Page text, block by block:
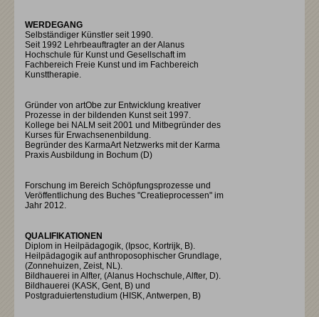
WERDEGANG
Selbständiger Künstler seit 1990.
Seit 1992 Lehrbeauftragter an der Alanus
Hochschule für Kunst und Gesellschaft im
Fachbereich Freie Kunst und im Fachbereich
Kunsttherapie.
Gründer von artObe zur Entwicklung kreativer
Prozesse in der bildenden Kunst seit 1997.
Kollege bei NALM seit 2001 und Mitbegründer des
Kurses für Erwachsenenbildung.
Begründer des KarmaArt Netzwerks mit der Karma
Praxis Ausbildung in Bochum (D)
Forschung im Bereich Schöpfungsprozesse und
Veröffentlichung des Buches "Creatieprocessen" im
Jahr 2012.
QUALIFIKATIONEN
Diplom in Heilpädagogik, (Ipsoc, Kortrijk, B).
Heilpädagogik auf anthroposophischer Grundlage,
(Zonnehuizen, Zeist, NL).
Bildhauerei in Alfter, (Alanus Hochschule, Alfter, D).
Bildhauerei (KASK, Gent, B) und
Postgraduiertenstudium (HISK, Antwerpen, B)